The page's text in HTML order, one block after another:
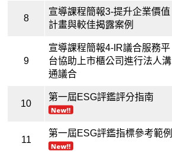
8
宣導課程簡報3-提升企業價值
計畫與較佳揭露案例
9
宣導課程簡報4-IR議合服務平
台協助上市櫃公司進行法人溝
通議合
10
第一屆ESG評鑑評分指南
11
第一屆ESG評鑑指標參考範例